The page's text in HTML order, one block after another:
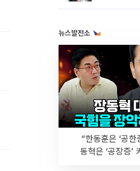
뉴스발전소
“한동훈은 ‘공한
동혁은 ‘공장증’